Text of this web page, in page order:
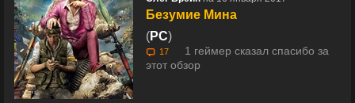
Безумие Мина
(PC)
17
1 геймер сказал спасибо за
этот обзор